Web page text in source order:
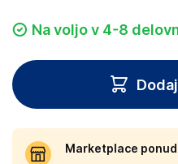
Na voljo v 4-8
Marketplace